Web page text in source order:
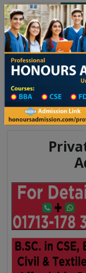
Toggle
Updates
২৬ শিক্ষাবর্ষের ১ম বর্ষের
Madrasah